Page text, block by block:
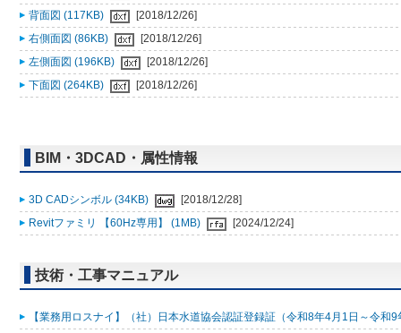
背面図 (117KB)
[2018/12/26]
右側面図 (86KB)
[2018/12/26]
左側面図 (196KB)
[2018/12/26]
下面図 (264KB)
[2018/12/26]
BIM・3DCAD・属性情報
3D CADシンボル (34KB)
[2018/12/28]
Revitファミリ 【60Hz専用】 (1MB)
[2024/12/24]
技術・工事マニュアル
【業務用ロスナイ】（社）日本水道協会認証登録証（令和8年4月1日～令和